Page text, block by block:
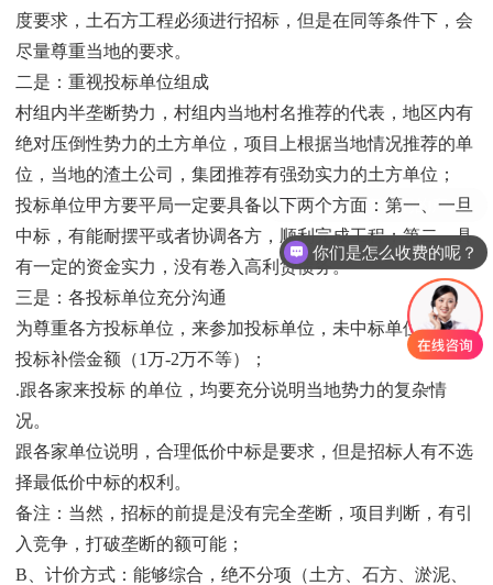
度要求，土石方工程必须进行招标，但是在同等条件下，会
尽量尊重当地的要求。
二是：重视投标单位组成
村组内半垄断势力，村组内当地村名推荐的代表，地区内有
绝对压倒性势力的土方单位，项目上根据当地情况推荐的单
位，当地的渣土公司，集团推荐有强劲实力的土方单位；
投标单位甲方要平局一定要具备以下两个方面：第一、一旦
中标，有能耐摆平或者协调各方，顺利完成工程；第二、具
有一定的资金实力，没有卷入高利贷债务。
三是：各投标单位充分沟通
为尊重各方投标单位，来参加投标单位，未中标单位，均有
投标补偿金额（1万-2万不等）；
.跟各家来投标 的单位，均要充分说明当地势力的复杂情
况。
跟各家单位说明，合理低价中标是要求，但是招标人有不选
择最低价中标的权利。
备注：当然，招标的前提是没有完全垄断，项目判断，有引
入竞争，打破垄断的额可能；
B、计价方式：能够综合，绝不分项（土方、石方、淤泥、
你们是怎么收费的呢？